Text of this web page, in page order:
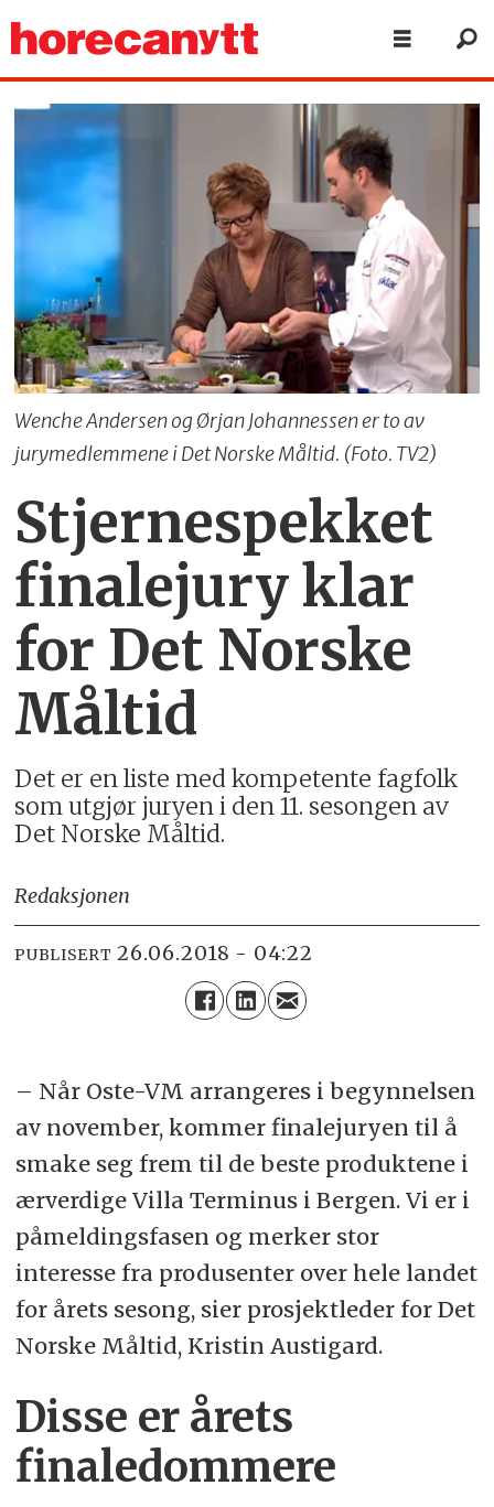
Wenche Andersen og Ørjan Johannessen er to av
jurymedlemmene i Det Norske Måltid. (Foto. TV2)
Stjernespekket
finalejury klar
for Det Norske
Måltid
Det er en liste med kompetente fagfolk
som utgjør juryen i den 11. sesongen av
Det Norske Måltid.
Redaksjonen
PUBLISERT 26.06.2018 - 04:22
– Når Oste-VM arrangeres i begynnelsen
av november, kommer finalejuryen til å
smake seg frem til de beste produktene i
ærverdige Villa Terminus i Bergen. Vi er i
påmeldingsfasen og merker stor
interesse fra produsenter over hele landet
for årets sesong, sier prosjektleder for Det
Norske Måltid, Kristin Austigard.
Disse er årets
finaledommere